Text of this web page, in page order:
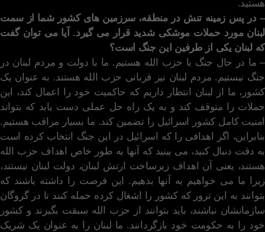
هستید.
– در پس زمینه تنش در منطقه، سرزمین های کشور شما از سمت
لبنان مورد حملات موشکی شدید قرار می گیرد. آیا می توان گفت
که لبنان یکی از طرفین این جنگ است؟
– ما در حال جنگ با حزب الله هستیم. ما با دولت و مردم لبنان در
جنگ نیستیم. مردم لبنان نیز قربانی حزب الله هستند. به عنوان یک
کشور، ما از لبنان انتظار داریم که حاکمیت خود را اعمال کند، این
حملات را متوقف کند و به یک راه حل عملی دست یابد که بتواند
امنیت کامل کشور اسرائیل را تضمین کند. ما بسیار مراقب هستیم.
بنابراین، اگر اهدافی را که اسرائیل در این جنگ انتخاب کرده است
به دقت دنبال کنید، می بینید که آنها به طور خاص اهداف حزب الله
هستند، یعنی آن اهداف زیرساخت ارتش لبنان، دولت لبنان نیستند،
زیرا ما می خواهیم به آنها بدهیم. این فرصت را داشته باشند که
بتوانند به این ترور که کشور را اشغال کرده حمله کنند تا در گروگان
سازمانشان نباشند، باید بتوانند از حزب الله سبقت بگیرند و کشور
خود را به حکومت خود بازگردانند. ما لبنان را به عنوان یک شریک